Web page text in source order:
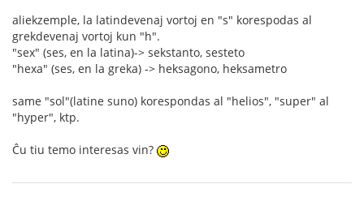
aliekzemple, la latindevenaj vortoj en "s" korespodas al
grekdevenaj vortoj kun "h".
"sex" (ses, en la latina)-> sekstanto, sesteto
"hexa" (ses, en la greka) -> heksagono, heksametro
same "sol"(latine suno) korespondas al "helios", "super" al
"hyper", ktp.
Ĉu tiu temo interesas vin?